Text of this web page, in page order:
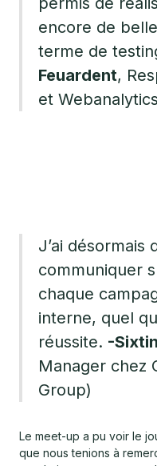
encore de
terme de
Feuardent,
et
J’ai désormais
communiquer
chaque
interne, quel
réussite. -
Manager chez
Group)
Le meet-up a pu voir le
que nous tenions à